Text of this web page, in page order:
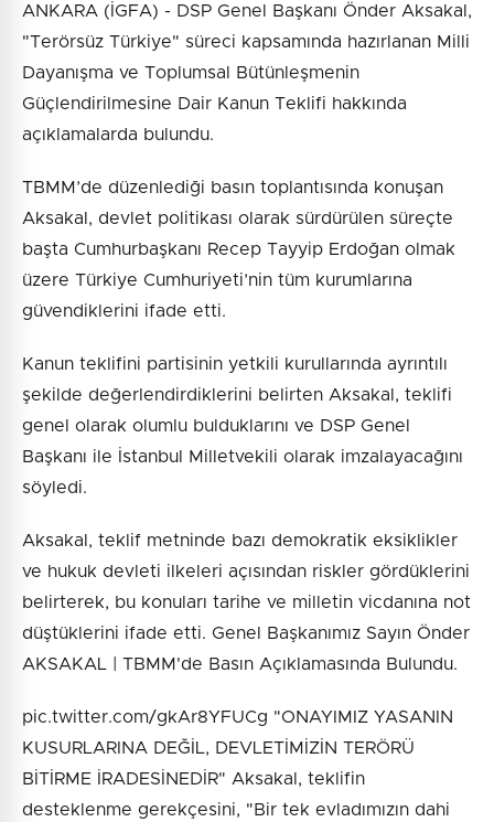
ANKARA (İGFA) - DSP Genel Başkanı Önder Aksakal,
"Terörsüz Türkiye" süreci kapsamında hazırlanan Milli
Dayanışma ve Toplumsal Bütünleşmenin
Güçlendirilmesine Dair Kanun Teklifi hakkında
açıklamalarda bulundu.
TBMM’de düzenlediği basın toplantısında konuşan
Aksakal, devlet politikası olarak sürdürülen süreçte
başta Cumhurbaşkanı Recep Tayyip Erdoğan olmak
üzere Türkiye Cumhuriyeti’nin tüm kurumlarına
güvendiklerini ifade etti.
Kanun teklifini partisinin yetkili kurullarında ayrıntılı
şekilde değerlendirdiklerini belirten Aksakal, teklifi
genel olarak olumlu bulduklarını ve DSP Genel
Başkanı ile İstanbul Milletvekili olarak imzalayacağını
söyledi.
Aksakal, teklif metninde bazı demokratik eksiklikler
ve hukuk devleti ilkeleri açısından riskler gördüklerini
belirterek, bu konuları tarihe ve milletin vicdanına not
düştüklerini ifade etti. Genel Başkanımız Sayın Önder
AKSAKAL | TBMM'de Basın Açıklamasında Bulundu.
pic.twitter.com/gkAr8YFUCg "ONAYIMIZ YASANIN
KUSURLARINA DEĞİL, DEVLETİMİZİN TERÖRÜ
BİTİRME İRADESİNEDİR" Aksakal, teklifin
desteklenme gerekçesini, "Bir tek evladımızın dahi